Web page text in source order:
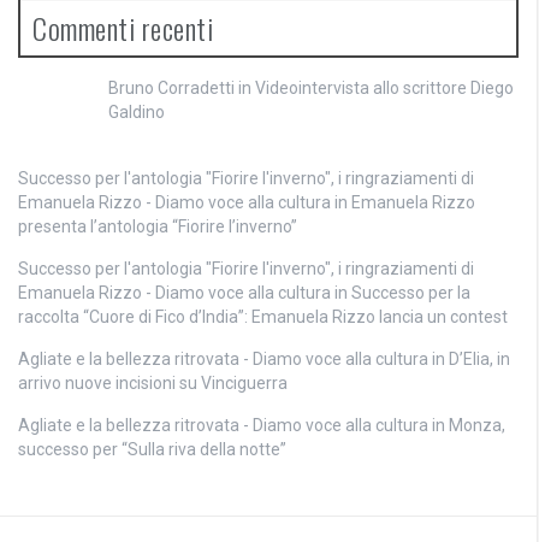
Commenti recenti
Bruno Corradetti in Videointervista allo scrittore Diego
Galdino
Successo per l'antologia "Fiorire l'inverno", i ringraziamenti di
Emanuela Rizzo - Diamo voce alla cultura in Emanuela Rizzo
presenta l’antologia “Fiorire l’inverno”
Successo per l'antologia "Fiorire l'inverno", i ringraziamenti di
Emanuela Rizzo - Diamo voce alla cultura in Successo per la
raccolta “Cuore di Fico d’India”: Emanuela Rizzo lancia un contest
Agliate e la bellezza ritrovata - Diamo voce alla cultura in D’Elia, in
arrivo nuove incisioni su Vinciguerra
Agliate e la bellezza ritrovata - Diamo voce alla cultura in Monza,
successo per “Sulla riva della notte”